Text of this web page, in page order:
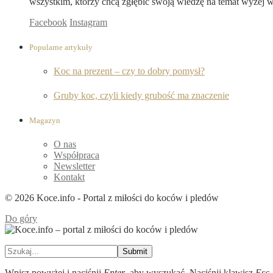
Facebook Instagram
Popularne artykuły
Koc na prezent – czy to dobry pomysł?
Gruby koc, czyli kiedy grubość ma znaczenie
Magazyn
O nas
Współpraca
Newsletter
Kontakt
© 2026 Koce.info - Portal z miłości do koców i pledów
Do góry
Submit